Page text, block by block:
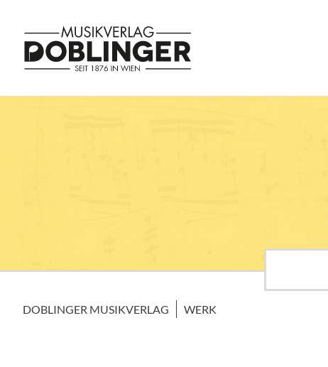
DOBLINGER MUSIKVERLAG WERK